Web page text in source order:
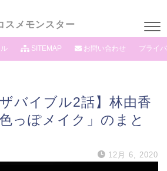
スメモンスター
SITEMAP お問い合わせ プライ
バイブル2話】林由香
っぽメイク」のまと
12月 6, 2020